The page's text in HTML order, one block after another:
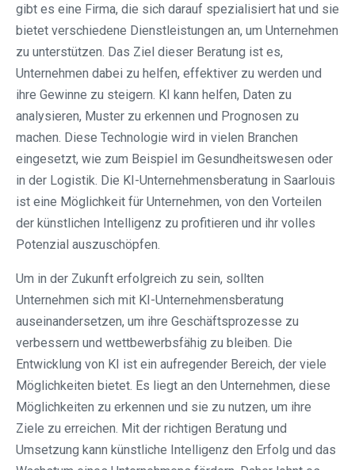
gibt es eine Firma, die sich darauf spezialisiert hat und sie
bietet verschiedene Dienstleistungen an, um Unternehmen
zu unterstützen. Das Ziel dieser Beratung ist es,
Unternehmen dabei zu helfen, effektiver zu werden und
ihre Gewinne zu steigern. KI kann helfen, Daten zu
analysieren, Muster zu erkennen und Prognosen zu
machen. Diese Technologie wird in vielen Branchen
eingesetzt, wie zum Beispiel im Gesundheitswesen oder
in der Logistik. Die KI-Unternehmensberatung in Saarlouis
ist eine Möglichkeit für Unternehmen, von den Vorteilen
der künstlichen Intelligenz zu profitieren und ihr volles
Potenzial auszuschöpfen.
Um in der Zukunft erfolgreich zu sein, sollten
Unternehmen sich mit KI-Unternehmensberatung
auseinandersetzen, um ihre Geschäftsprozesse zu
verbessern und wettbewerbsfähig zu bleiben. Die
Entwicklung von KI ist ein aufregender Bereich, der viele
Möglichkeiten bietet. Es liegt an den Unternehmen, diese
Möglichkeiten zu erkennen und sie zu nutzen, um ihre
Ziele zu erreichen. Mit der richtigen Beratung und
Umsetzung kann künstliche Intelligenz den Erfolg und das